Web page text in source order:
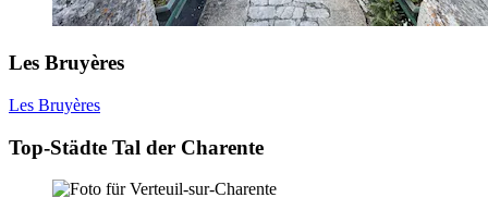
Les Bruyères
Les Bruyères
Top-Städte Tal der Charente